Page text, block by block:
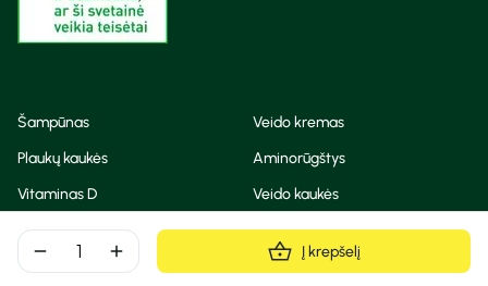
remove add Į krepšelį
Šampūnas
Veido kremas
Plaukų kaukės
Aminorūgštys
Vitaminas D
Veido kaukės
Korėjietiška kosmetika
Eteriniai aliejai
Dezodorantas
BB ir CC kremas